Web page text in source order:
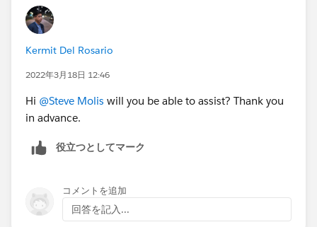
OR(
$Profile.Name = "Customer Relationship
$Profile.Name = "New Business Sales",
$Profile.Name = "Sales",
),
NOT(ISCHANGED(Probability__c ))
Kermit Del Rosario
2022年3月18日 12:46
Hi @Steve Molis will you be able to assist? Thank you
in advance.
役立つとしてマーク
コメントを追加
回答を記入...